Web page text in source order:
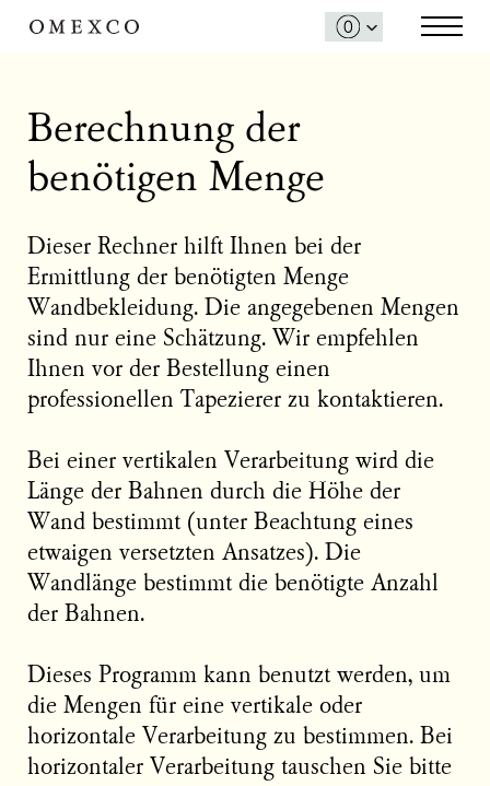
Berechnung der
benötigen Menge
Dieser Rechner hilft Ihnen bei der
Ermittlung der benötigten Menge
Wandbekleidung. Die angegebenen Mengen
sind nur eine Schätzung. Wir empfehlen
Ihnen vor der Bestellung einen
professionellen Tapezierer zu kontaktieren.
Bei einer vertikalen Verarbeitung wird die
Länge der Bahnen durch die Höhe der
Wand bestimmt (unter Beachtung eines
etwaigen versetzten Ansatzes). Die
Wandlänge bestimmt die benötigte Anzahl
der Bahnen.
Dieses Programm kann benutzt werden, um
die Mengen für eine vertikale oder
horizontale Verarbeitung zu bestimmen. Bei
horizontaler Verarbeitung tauschen Sie bitte